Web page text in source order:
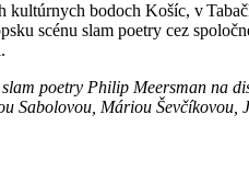
bodoch Košíc, v
scénu slam poetry cez
poetry Philip Meersman na
Sabolovou, Máriou